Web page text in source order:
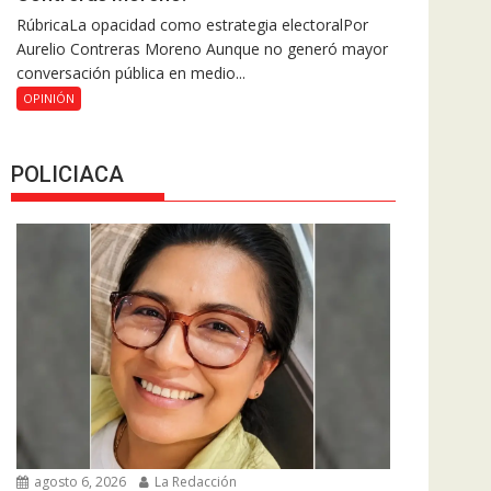
RúbricaLa opacidad como estrategia electoralPor
Aurelio Contreras Moreno Aunque no generó mayor
conversación pública en medio...
OPINIÓN
POLICIACA
agosto 6, 2026 La Redacción